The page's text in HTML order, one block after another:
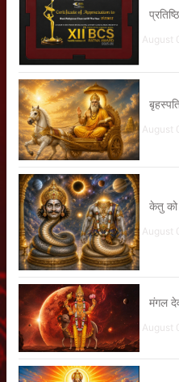
August
August
केतु को
August
मंगल
August